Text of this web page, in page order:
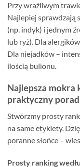
Przy wrażliwym
Najlepiej sprawdzają
(np. indyk) i jednym
lub ryż). Dla
Dla niejadków –
ilością bulionu.
Najlepsza mokra
praktyczny
Stwórzmy prosty
na same etykiety.
poranne słońce –
Prosty ranking